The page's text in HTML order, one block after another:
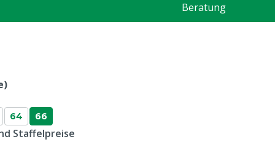
Beratung
64 66
Staffelpreise